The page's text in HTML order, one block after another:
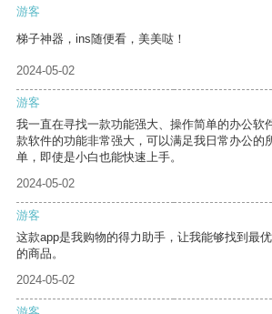
游客
梯子神器，ins随便看，美美哒！
2024-05-02
游客
我一直在寻找一款功能强大、操作简单的办公软
款软件的功能非常强大，可以满足我日常办公的
单，即使是小白也能快速上手。
2024-05-02
游客
这款app是我购物的得力助手，让我能够找到最
的商品。
2024-05-02